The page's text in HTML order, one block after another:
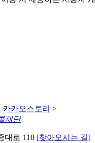
카카오스토리 >
재단
대로 110 [찾아오시는 길]